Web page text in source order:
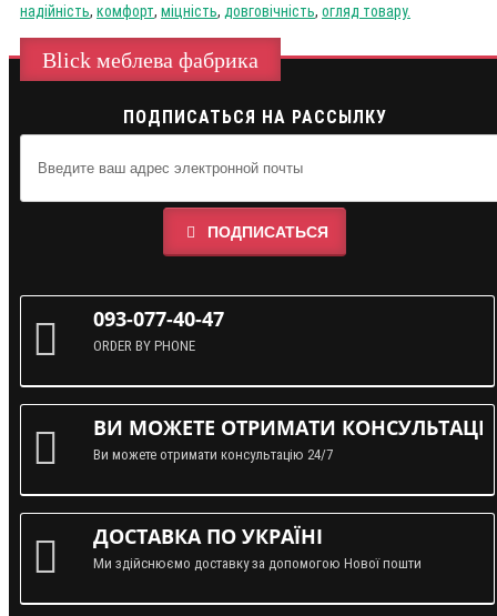
надійність, комфорт, міцність, довговічність, огляд товару.
Blick меблева фабрика
ПОДПИСАТЬСЯ НА РАССЫЛКУ
ПОДПИСАТЬСЯ
093-077-40-47
ORDER BY PHONE
ВИ МОЖЕТЕ ОТРИМАТИ
Ви можете отримати консультацію 24/7
ДОСТАВКА ПО УКРАЇНІ
Ми здійснюємо доставку за допомогою Нової пошти